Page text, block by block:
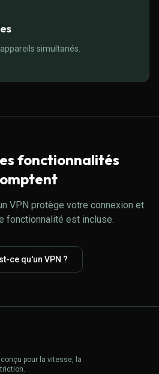
simultanés.
fonctionnalités
VPN protège votre connexion et
fonctionnalité est incluse.
ce qu'un VPN ?
pour la vitesse, la